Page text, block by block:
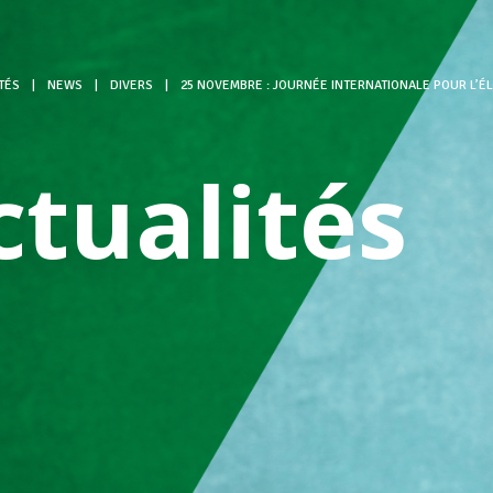
NEWS DIVERS 25 NOVEMBRE : JOURNÉE INTERNATIONALE POUR